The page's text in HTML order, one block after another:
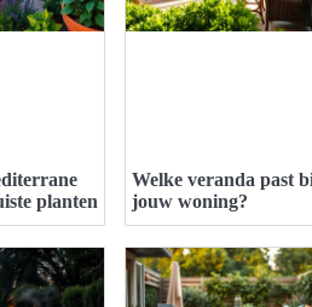
planten
Welke veranda past
jouw woning?